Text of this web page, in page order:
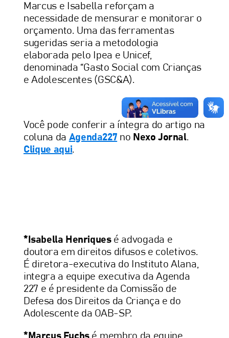
Marcus e Isabella reforçam a
necessidade de mensurar e monitorar o
orçamento. Uma das ferramentas
sugeridas seria a metodologia
elaborada pelo Ipea e Unicef,
denominada “Gasto Social com Crianças
e Adolescentes (GSC&A).
Você pode conferir a íntegra do artigo na
coluna da Agenda227 no Nexo Jornal.
Clique aqui.
*Isabella Henriquesé advogada e
doutora em direitos difusos e coletivos.
É diretora-executiva do Instituto Alana,
integra a equipe executiva da Agenda
227 e é presidente da Comissão de
Defesa dos Direitos da Criança e do
Adolescente da OAB-SP.